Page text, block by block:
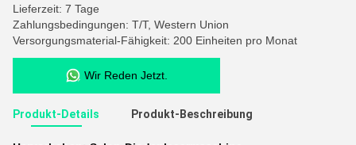
Lieferzeit: 7 Tage
Zahlungsbedingungen: T/T, Western Union
Versorgungsmaterial-Fähigkeit: 200 Einheiten pro Monat
Wir Reden Jetzt.
Produkt-Details Produkt-Beschreibung